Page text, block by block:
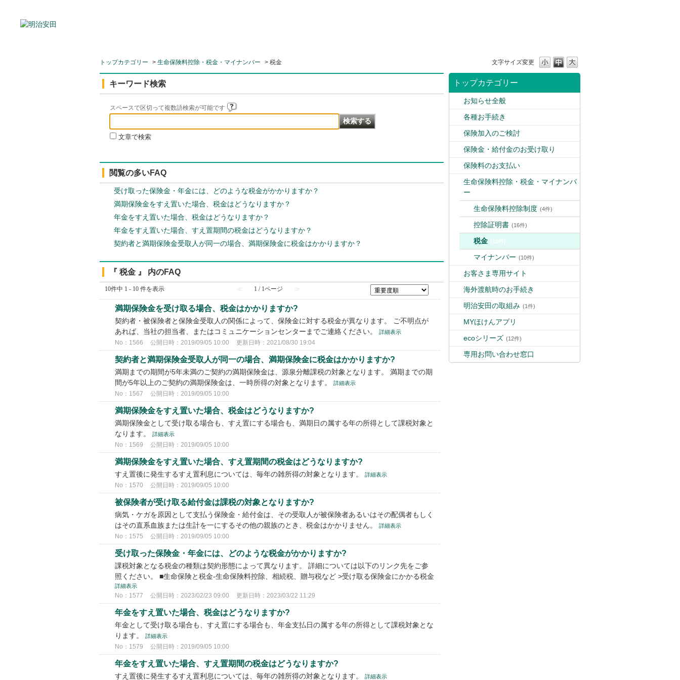
文字サイズ変更
トップカテゴリー > 生命保険料控除・税金・マイナンバー > 税金
トップカテゴリー
お知らせ全般
各種お手続き
保険加入のご検討
保険金・給付金のお受け取り
保険料のお支払い
生命保険料控除・税金・マイナンバ
ー
生命保険料控除制度 (4件)
控除証明書 (16件)
税金 (10件)
マイナンバー (10件)
お客さま専用サイト
海外渡航時のお手続き
明治安田の取組み (1件)
MYほけんアプリ
ecoシリーズ (12件)
専用お問い合わせ窓口
キーワード検索
スペースで区切って複数語検索が可能です
文章で検索
閲覧の多いFAQ
受け取った保険金・年金には、どのような税金がかかりますか？
満期保険金をすえ置いた場合、税金はどうなりますか？
年金をすえ置いた場合、税金はどうなりますか？
年金をすえ置いた場合、すえ置期間の税金はどうなりますか？
契約者と満期保険金受取人が同一の場合、満期保険金に税金はかかりますか？
『 税金 』 内のFAQ
10件中 1 - 10 件を表示 ≪ 1 / 1ページ ≫
満期保険金を受け取る場合、税金はかかりますか?
契約者・被保険者と保険金受取人の関係によって、保険金に対する税金が異なります。 ご不明点が
あれば、当社の担当者、またはコミュニケーションセンターまでご連絡ください。
詳細表示
No：1566 公開日時：2019/09/05 10:00 更新日時：2021/08/30 19:04
契約者と満期保険金受取人が同一の場合、満期保険金に税金はかかりますか?
満期までの期間が5年未満のご契約の満期保険金は、源泉分離課税の対象となります。 満期までの期
間が5年以上のご契約の満期保険金は、一時所得の対象となります。
詳細表示
No：1567 公開日時：2019/09/05 10:00
満期保険金をすえ置いた場合、税金はどうなりますか?
満期保険金として受け取る場合も、すえ置にする場合も、満期日の属する年の所得として課税対象と
なります。
詳細表示
No：1569 公開日時：2019/09/05 10:00
満期保険金をすえ置いた場合、すえ置期間の税金はどうなりますか?
すえ置後に発生するすえ置利息については、毎年の雑所得の対象となります。 詳細表示
No：1570 公開日時：2019/09/05 10:00
被保険者が受け取る給付金は課税の対象となりますか?
病気・ケガを原因として支払う保険金・給付金は、その受取人が被保険者あるいはその配偶者もしく
はその直系血族または生計を一にするその他の親族のとき、税金はかかりません。
詳細表示
No：1575 公開日時：2019/09/05 10:00
受け取った保険金・年金には、どのような税金がかかりますか?
課税対象となる税金の種類は契約形態によって異なります。 詳細については以下のリンク先をご参
照ください。 ■生命保険と税金-生命保険料控除、相続税、贈与税など >受け取る保険金にかかる税金
詳細表示
No：1577 公開日時：2023/02/23 09:00 更新日時：2023/03/22 11:29
年金をすえ置いた場合、税金はどうなりますか?
年金として受け取る場合も、すえ置にする場合も、年金支払日の属する年の所得として課税対象とな
ります。
詳細表示
No：1579 公開日時：2019/09/05 10:00
年金をすえ置いた場合、すえ置期間の税金はどうなりますか?
すえ置後に発生するすえ置利息については、毎年の雑所得の対象となります。 詳細表示